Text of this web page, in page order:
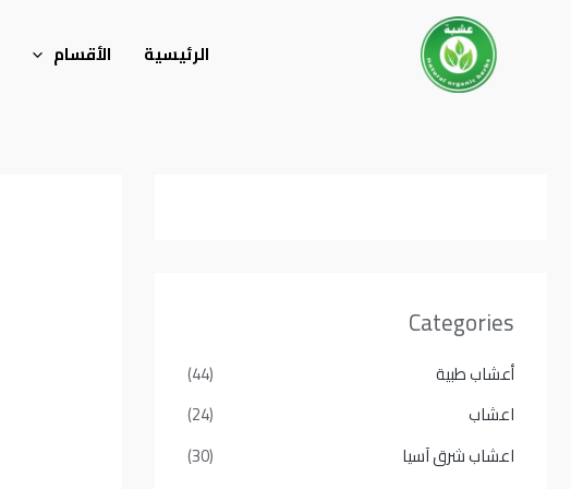
الرئيسية الأقسام
Categories
أعشاب طبية
(44)
اعشاب
(24)
اعشاب شرق آسيا
(30)